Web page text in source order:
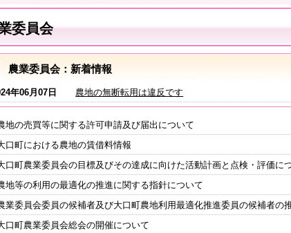
委員会
農業委員会：新着情報
年06月07日 農地の無断転用は違反です
地の売買等に関する許可申請及び届出について
口町における農地の賃借料情報
口町農業委員会の目標及びその達成に向けた活動計画と点検・評価に
地等の利用の最適化の推進に関する指針について
業委員会委員の候補者及び大口町農地利用最適化推進委員の候補者の
口町農業委員会総会の開催について